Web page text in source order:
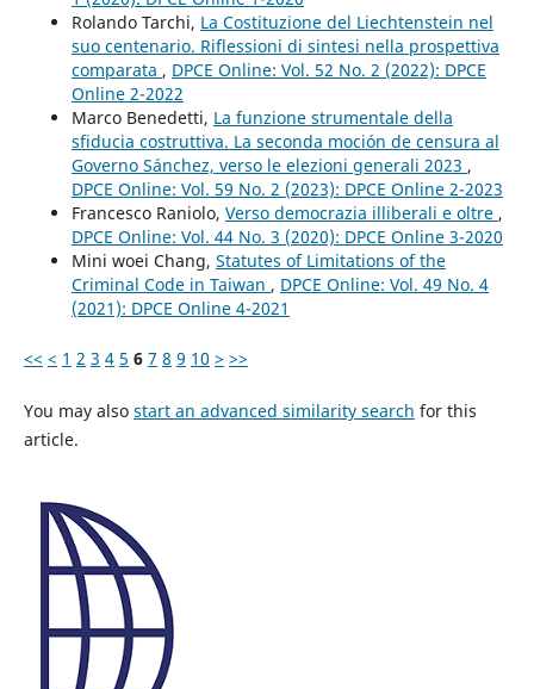
Rolando Tarchi, La Costituzione del Liechtenstein nel
suo centenario. Riflessioni di sintesi nella prospettiva
comparata , DPCE Online: Vol. 52 No. 2 (2022): DPCE
Online 2-2022
Marco Benedetti, La funzione strumentale della
sfiducia costruttiva. La seconda moción de censura al
Governo Sánchez, verso le elezioni generali 2023 ,
DPCE Online: Vol. 59 No. 2 (2023): DPCE Online 2-2023
Francesco Raniolo, Verso democrazia illiberali e oltre ,
DPCE Online: Vol. 44 No. 3 (2020): DPCE Online 3-2020
Mini woei Chang, Statutes of Limitations of the
Criminal Code in Taiwan , DPCE Online: Vol. 49 No. 4
(2021): DPCE Online 4-2021
<< < 1 2 3 4 5 6 7 8 9 10 > >>
You may also start an advanced similarity search for this
article.